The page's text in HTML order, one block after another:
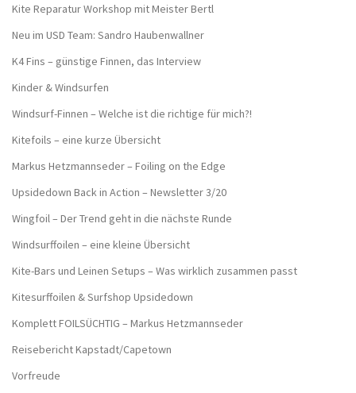
Kite Reparatur Workshop mit Meister Bertl
Neu im USD Team: Sandro Haubenwallner
K4 Fins – günstige Finnen, das Interview
Kinder & Windsurfen
Windsurf-Finnen – Welche ist die richtige für mich?!
Kitefoils – eine kurze Übersicht
Markus Hetzmannseder – Foiling on the Edge
Upsidedown Back in Action – Newsletter 3/20
Wingfoil – Der Trend geht in die nächste Runde
Windsurffoilen – eine kleine Übersicht
Kite-Bars und Leinen Setups – Was wirklich zusammen passt
Kitesurffoilen & Surfshop Upsidedown
Komplett FOILSÜCHTIG – Markus Hetzmannseder
Reisebericht Kapstadt/Capetown
Vorfreude